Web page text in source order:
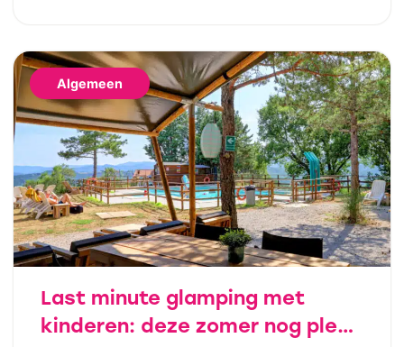
aan financiële opvoeding, help je kinderen
om later bewuste keuzes te maken. Dat
hoeft helemaal niet ingewikkeld te zijn;
juist […]
Algemeen
Last minute glamping met
kinderen: deze zomer nog plek